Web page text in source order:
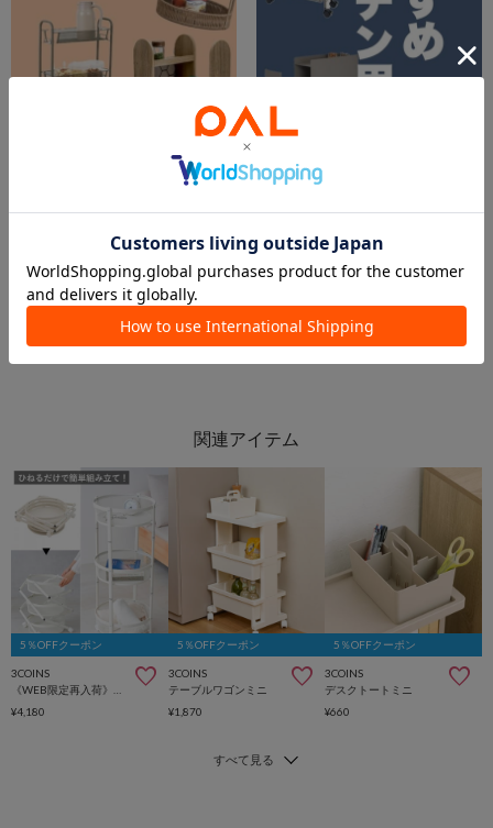
新さっぽろサンピアザ店
2026.07.15
5％OFFクーポン
3COINS
¥4,180
5％OFFクーポン
3COINS
テーブルワゴンミニ
¥1,870
5％OFFクーポン
3COINS
デスクトートミニ
¥660